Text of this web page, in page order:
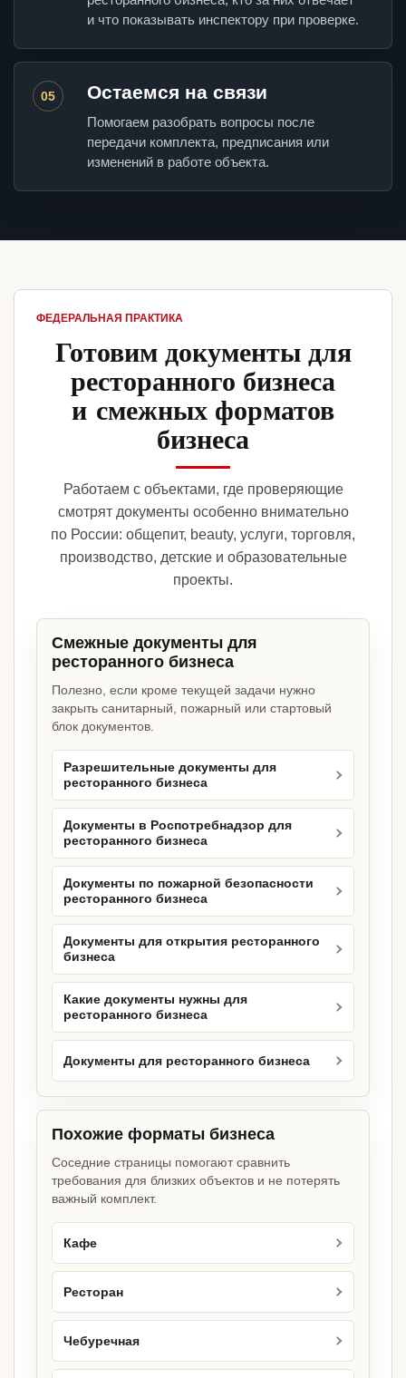
и что показывать инспектору при проверке.
05 Остаемся на связи
Помогаем разобрать вопросы после
передачи комплекта, предписания или
изменений в работе объекта.
ФЕДЕРАЛЬНАЯ ПРАКТИКА
Готовим документы для
ресторанного бизнеса
и смежных форматов
бизнеса
Работаем с объектами, где проверяющие
смотрят документы особенно внимательно
по России: общепит, beauty, услуги, торговля,
производство, детские и образовательные
проекты.
Смежные документы для
ресторанного бизнеса
Полезно, если кроме текущей задачи нужно
закрыть санитарный, пожарный или стартовый
блок документов.
Разрешительные документы для
ресторанного бизнеса
Документы в Роспотребнадзор для
ресторанного бизнеса
Документы по пожарной безопасности
ресторанного бизнеса
Документы для открытия ресторанного
бизнеса
Какие документы нужны для
ресторанного бизнеса
Документы для ресторанного бизнеса
Похожие форматы бизнеса
Соседние страницы помогают сравнить
требования для близких объектов и не потерять
важный комплект.
Кафе
Ресторан
Чебуречная